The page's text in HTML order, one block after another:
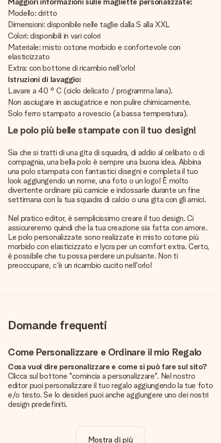
Modello: dritto
Dimensioni: disponibile nelle taglie dalla S alla XXL
Colori: disponibili in vari colori
Materiale: misto cotone morbido e confortevole con
elasticizzato
Extra: con bottone di ricambio nell'orlo!
Istruzioni di lavaggio:
Lavare a 40 ° C (ciclo delicato / programma lana).
Non asciugare in asciugatrice e non pulire chimicamente.
Solo ferro stampato a rovescio (a bassa temperatura).
Le polo più belle stampate con il tuo design!
Sia che si tratti di una gita di squadra, di addio al celibato o di
compagnia, una bella polo è sempre una buona idea. Abbina
una polo stampata con fantastici disegni e completa il tuo
look aggiungendo un nome, una foto o un logo! È molto
divertente ordinare più camicie e indossarle durante un fine
settimana con la tua squadra di calcio o una gita con gli amici.
Nel pratico editor, è semplicissimo creare il tuo design. Ci
assicureremo quindi che la tua creazione sia fatta con amore.
Le polo personalizzate sono realizzate in misto cotone più
morbido con elasticizzato e lycra per un comfort extra. Certo,
è possibile che tu possa perdere un pulsante. Non ti
preoccupare, c'è un ricambio cucito nell'orlo!
Domande frequenti
Come Personalizzare e Ordinare il mio Regalo
Cosa vuol dire personalizzare e come si può fare sul sito?
Clicca sul bottone "comincia a personalizzare". Nel nostro
editor puoi personalizzare il tuo regalo aggiungendo la tue foto
e/o testo. Se lo desideri puoi anche aggiungere uno dei nostri
design predefiniti.
Certo! Il prezzo mostrato include sempre la personalizzazione
Mostra di più